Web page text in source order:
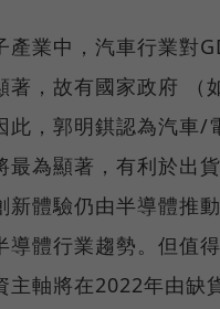
產業中，汽車行業對
著，故有國家政府 （
此，郭明錤認為汽車/
最為顯著，有利於出
新體驗仍由半導體推
導體行業趨勢。但值
主軸將在2022年由缺